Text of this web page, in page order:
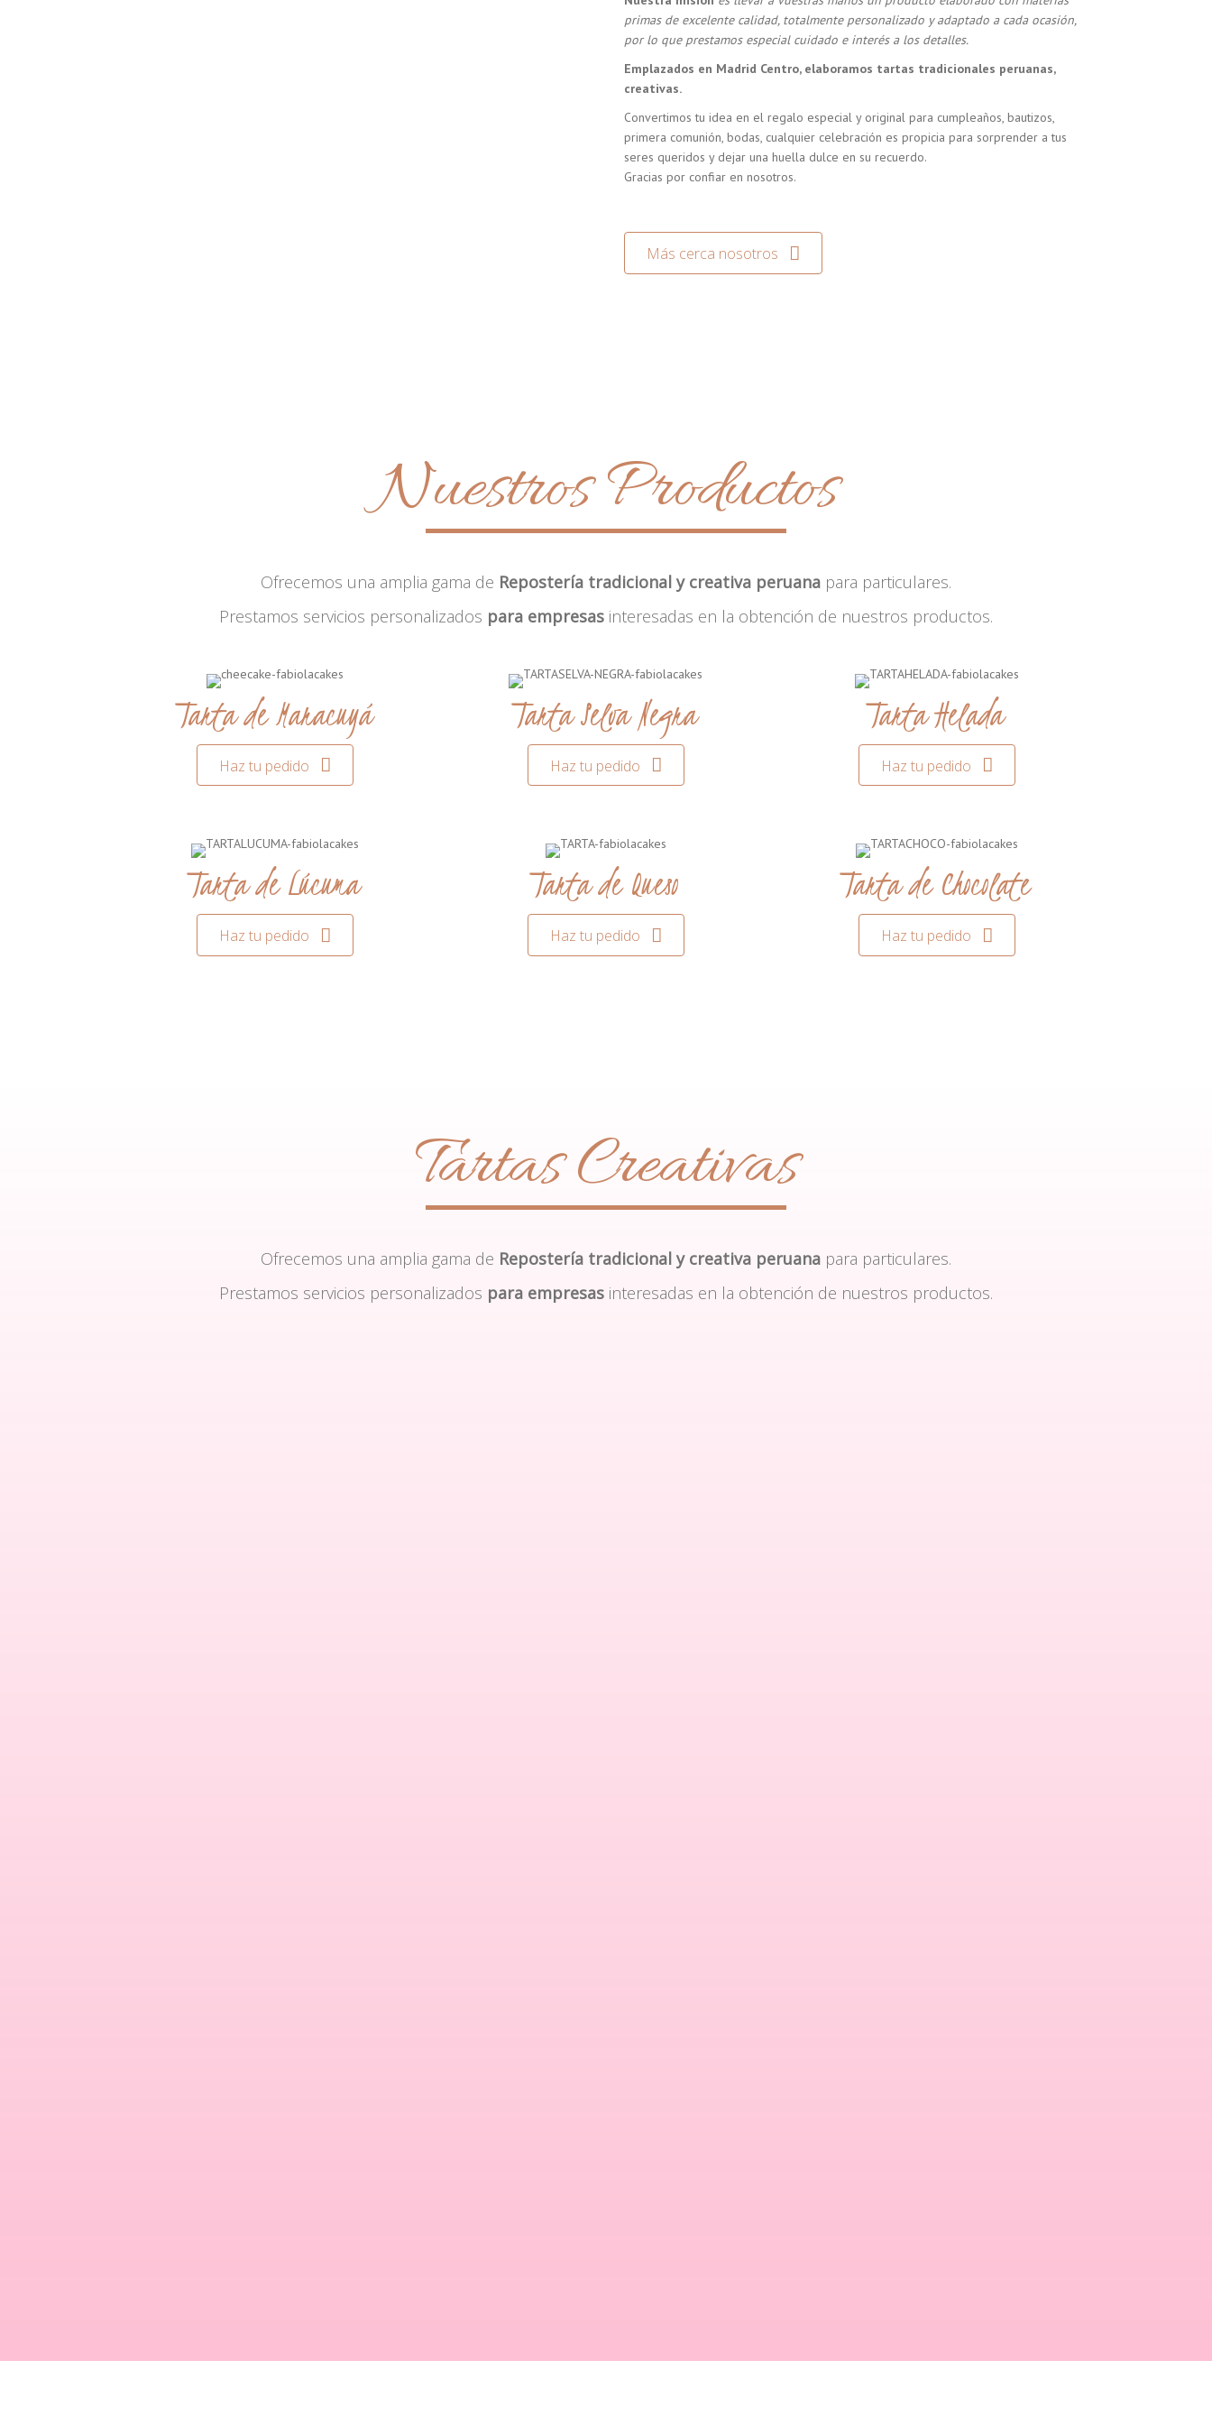
primas de excelente calidad, totalmente personalizado y adaptado a cada ocasión,
por lo que prestamos especial cuidado e interés a los detalles.
Emplazados en Madrid Centro, elaboramos tartas tradicionales peruanas,
creativas.
Convertimos tu idea en el regalo especial y original para cumpleaños, bautizos,
primera comunión, bodas, cualquier celebración es propicia para sorprender a tus
seres queridos y dejar una huella dulce en su recuerdo.
Gracias por confiar en nosotros.
Más cerca nosotros
Nuestros Productos
Ofrecemos una amplia gama de Repostería tradicional y creativa peruana para particulares.
Prestamos servicios personalizados para empresas interesadas en la obtención de nuestros productos.
Tarta de Maracuyá
Haz tu pedido
Tarta Selva Negra
Haz tu pedido
Tarta Helada
Haz tu pedido
Tarta de Lúcuma
Haz tu pedido
Tarta de Queso
Haz tu pedido
Tarta de Chocolate
Haz tu pedido
Tartas Creativas
Ofrecemos una amplia gama de Repostería tradicional y creativa peruana para particulares.
Prestamos servicios personalizados para empresas interesadas en la obtención de nuestros productos.